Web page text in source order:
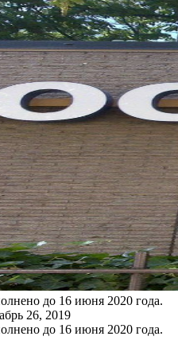
до 16 июня 2020 года.
26, 2019
до 16 июня 2020 года.